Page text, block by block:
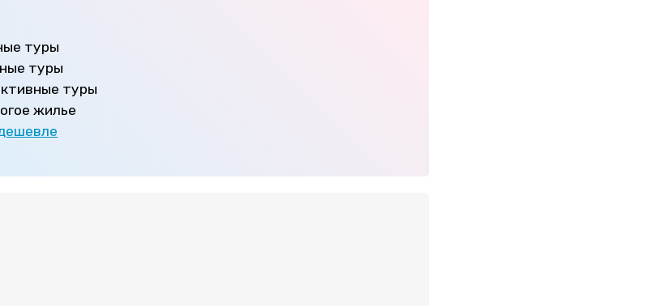
туры
туры
туры
жилье